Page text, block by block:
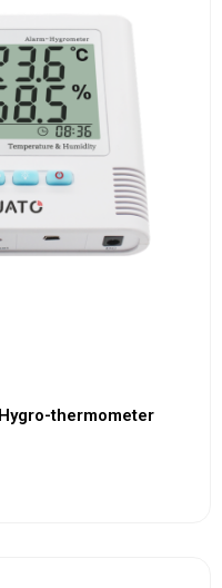
thermometer